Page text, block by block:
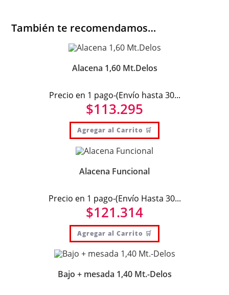
También te recomendamos…
Alacena 1,60 Mt.Delos
Precio en 1 pago-(Envío hasta 30...
$113.295
Agregar al Carrito 🛒
Alacena Funcional
Precio en 1 pago-(Envío Hasta 30...
$121.314
Agregar al Carrito 🛒
Bajo + mesada 1,40 Mt.-Delos